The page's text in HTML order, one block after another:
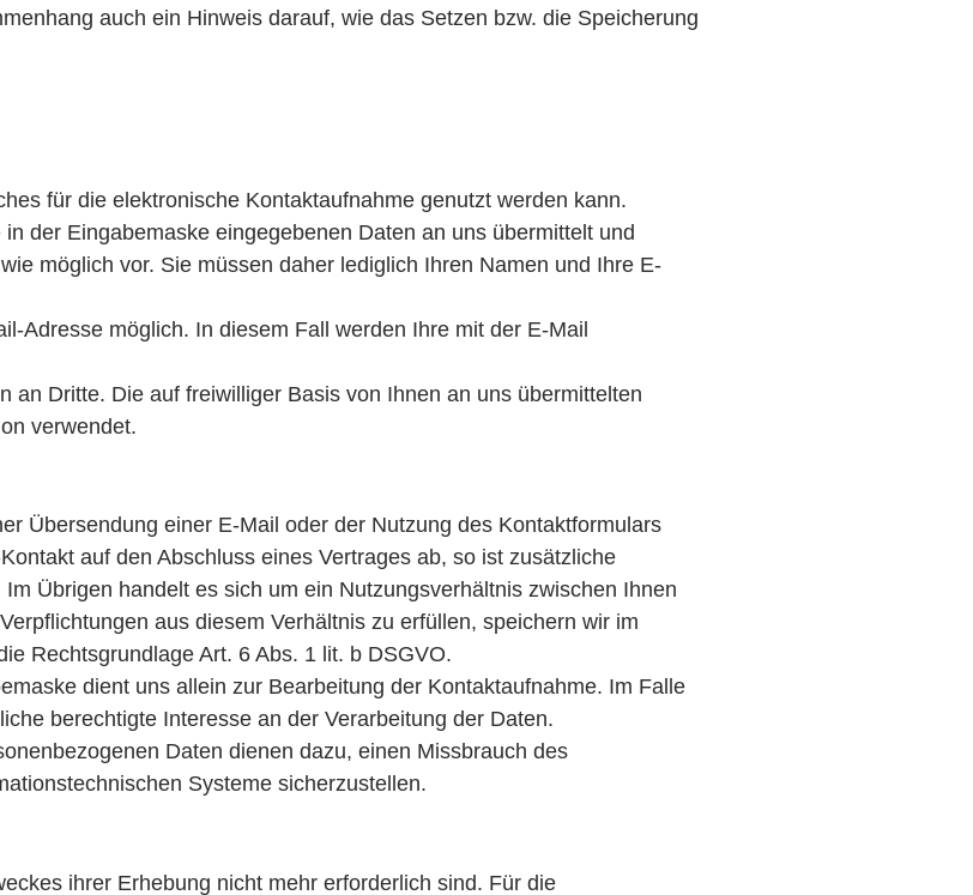
auch ein Hinweis darauf, wie das Setzen bzw. die Speicherung
für die elektronische Kontaktaufnahme genutzt werden kann.
der Eingabemaske eingegebenen Daten an uns übermittelt und
möglich vor. Sie müssen daher lediglich Ihren Namen und Ihre E-
Adresse möglich. In diesem Fall werden Ihre mit der E-Mail
Dritte. Die auf freiwilliger Basis von Ihnen an uns übermittelten
verwendet.
Übersendung einer E-Mail oder der Nutzung des Kontaktformulars
auf den Abschluss eines Vertrages ab, so ist zusätzliche
Übrigen handelt es sich um ein Nutzungsverhältnis zwischen Ihnen
aus diesem Verhältnis zu erfüllen, speichern wir im
Rechtsgrundlage Art. 6 Abs. 1 lit. b DSGVO.
dient uns allein zur Bearbeitung der Kontaktaufnahme. Im Falle
berechtigte Interesse an der Verarbeitung der Daten.
Daten dienen dazu, einen Missbrauch des
Systeme sicherzustellen.
ihrer Erhebung nicht mehr erforderlich sind. Für die